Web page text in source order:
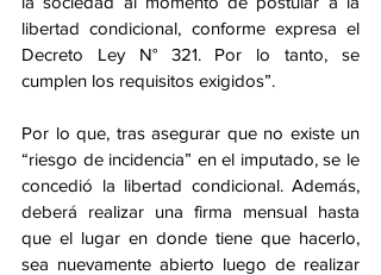
libertad condicional, conforme expresa el
Decreto Ley N° 321. Por lo tanto, se
cumplen los requisitos exigidos”.
Por lo que, tras asegurar que no existe un
“riesgo de incidencia” en el imputado, se le
concedió la libertad condicional. Además,
deberá realizar una firma mensual hasta
que el lugar en donde tiene que hacerlo,
sea nuevamente abierto luego de realizar